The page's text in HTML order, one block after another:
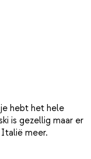
hebt het hele
is gezellig maar er